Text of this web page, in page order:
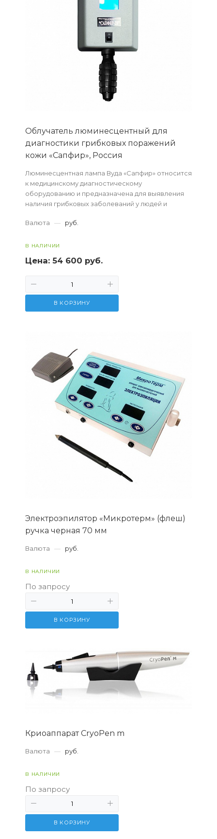
Облучатель люминесцентный для
диагностики грибковых поражений
кожи «Сапфир», Россия
Люминесцентная лампа Вуда «Сапфир» относится
к медицинскому диагностическому
оборудованию и предназначена для выявления
наличия грибковых заболеваний у людей и
Валюта
— руб.
В НАЛИЧИИ
Цена: 54 600 руб.
В КОРЗИНУ
Электроэпилятор «Микротерм» (флеш)
ручка черная 70 мм
Валюта — руб.
В НАЛИЧИИ
По запросу
В КОРЗИНУ
Криоаппарат CryoPen m
Валюта — руб.
В НАЛИЧИИ
По запросу
В КОРЗИНУ